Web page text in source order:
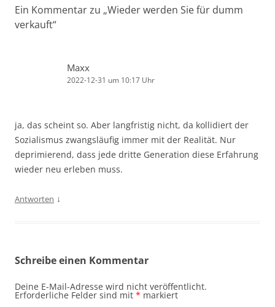
Ein Kommentar zu „Wieder werden Sie für dumm
verkauft“
Maxx
2022-12-31 um 10:17 Uhr
ja, das scheint so. Aber langfristig nicht, da kollidiert der
Sozialismus zwangsläufig immer mit der Realität. Nur
deprimierend, dass jede dritte Generation diese Erfahrung
wieder neu erleben muss.
Antworten ↓
Schreibe einen Kommentar
Deine E-Mail-Adresse wird nicht veröffentlicht.
Erforderliche Felder sind mit * markiert